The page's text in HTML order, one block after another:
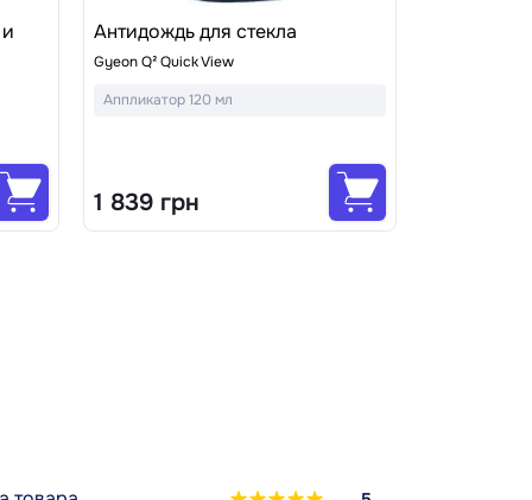
Антидождь для стекла
Gyeon Q² Quick View
Аппликатор 120 мл
1 839 грн